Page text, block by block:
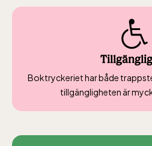
Boktryckeriet har både
tillgängligheten är
Öppnar 10 alla dagar, se
exakta öppettider. Entré